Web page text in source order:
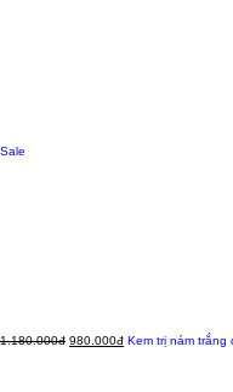
Sale
1.180.000đ 980.000đ Kem trị nám trắng